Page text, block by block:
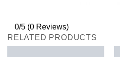
0/5 (0 Reviews)
RELATED PRODUCTS